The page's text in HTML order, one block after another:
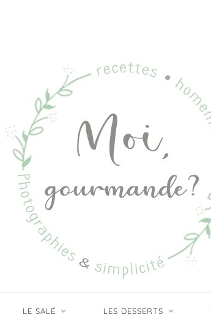
LE SALÉ LES DESSERTS